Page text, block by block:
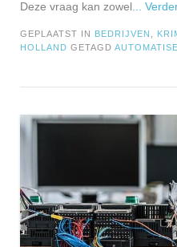
Deze vraag kan zowel...
GEPLAATST IN BEDRIJVEN
HOLLAND GETAGD